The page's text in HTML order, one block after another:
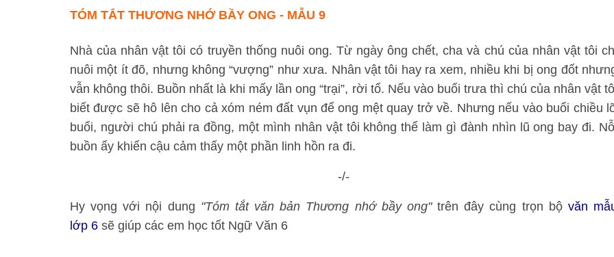
TÓM TẮT THƯƠNG NHỚ BẦY ONG - MẪU 9
Nhà của nhân vật tôi có truyền thống nuôi ong. Từ ngày ông chết, cha và chú của nhân vật tôi
nuôi một ít đõ, nhưng không “vượng” như xưa. Nhân vật tôi hay ra xem, nhiều khi bị ong đốt
vẫn không thôi. Buồn nhất là khi mấy lần ong “trại”, rời tổ. Nếu vào buổi trưa thì chú của nhân vật
biết được sẽ hô lên cho cả xóm ném đất vụn để ong mệt quay trở về. Nhưng nếu vào buổi chiều
buổi, người chú phải ra đồng, một mình nhân vật tôi không thể làm gì đành nhìn lũ ong bay đi.
buồn ấy khiến cậu cảm thấy một phần linh hồn ra đi.
-/-
Hy vọng với nội dung "Tóm tắt văn bản Thương nhớ bầy ong"trên đây cùng trọn bộ văn
lớp 6 sẽ giúp các em học tốt Ngữ Văn 6